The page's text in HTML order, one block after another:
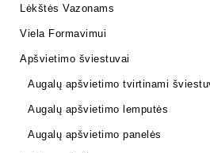
Lėkštės Vazonams
Viela Formavimui
Apšvietimo šviestuvai
Augalų apšvietimo tvirtinami
Augalų apšvietimo lemputės
Augalų apšvietimo panelės